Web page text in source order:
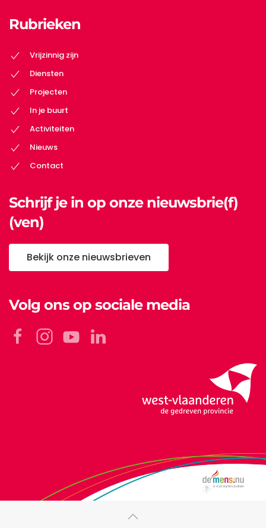
Rubrieken
Vrijzinnig zijn
Diensten
Projecten
In je buurt
Activiteiten
Nieuws
Contact
Schrijf je in op onze nieuwsbrie(f)
(ven)
Bekijk onze nieuwsbrieven
Volg ons op sociale media